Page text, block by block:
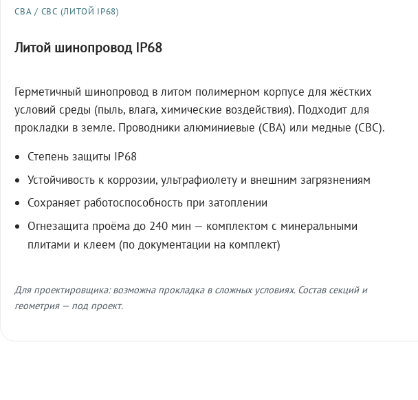
СВА / СВС (ЛИТОЙ IP68)
Литой шинопровод IP68
Герметичный шинопровод в литом полимерном корпусе для жёстких
условий среды (пыль, влага, химические воздействия). Подходит для
прокладки в земле. Проводники алюминиевые (СВА) или медные (СВС).
Степень защиты IP68
Устойчивость к коррозии, ультрафиолету и внешним загрязнениям
Сохраняет работоспособность при затоплении
Огнезащита проёма до 240 мин — комплектом с минеральными
плитами и клеем (по документации на комплект)
Для проектировщика: возможна прокладка в сложных условиях. Состав секций и
геометрия — под проект.